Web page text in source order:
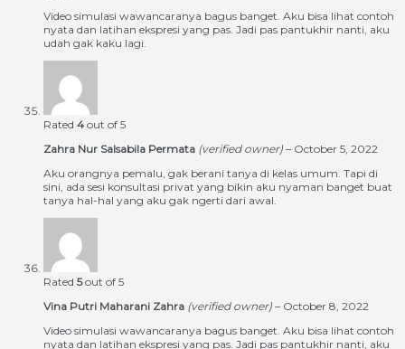
Video simulasi wawancaranya bagus banget. Aku bisa lihat contoh
nyata dan latihan ekspresi yang pas. Jadi pas pantukhir nanti, aku
udah gak kaku lagi.
Rated 4 out of 5
Zahra Nur Salsabila Permata (verified owner) – October 5, 2022
Aku orangnya pemalu, gak berani tanya di kelas umum. Tapi di
sini, ada sesi konsultasi privat yang bikin aku nyaman banget buat
tanya hal-hal yang aku gak ngerti dari awal.
Rated 5out of 5
Vina Putri Maharani Zahra (verified owner) – October 8, 2022
Video simulasi wawancaranya bagus banget. Aku bisa lihat contoh
nyata dan latihan ekspresi yang pas. Jadi pas pantukhir nanti, aku